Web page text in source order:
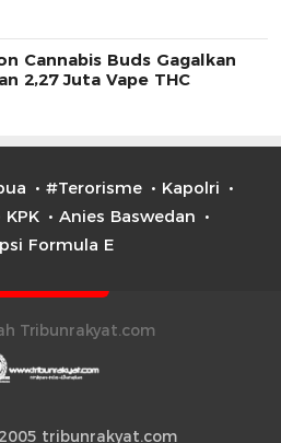
Cannabis Buds Gagalkan
2,27 Juta Vape THC
#Terorisme
Kapolri
KPK
Anies Baswedan
Formula E
Tribunrakyat.com
tribunrakyat.com